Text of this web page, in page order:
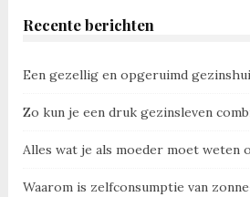
Recente berichten
Een gezellig en opgeruimd
Zo kun je een druk gezinsleven
Alles wat je als moeder moet weten
Waarom is zelfconsumptie van